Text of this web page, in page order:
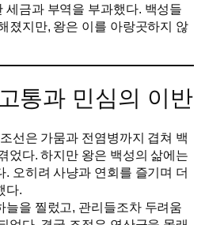
세금과 부역을 부과했다. 백성들
졌지만, 왕은 이를 아랑곳하지 않
통과 민심의 이반
선은 가뭄과 전염병까지 겹쳐 백
었다. 하지만 왕은 백성의 삶에는
. 오히려 사냥과 연회를 즐기며 더
다.
늘을 찔렀고, 관리들조차 두려움